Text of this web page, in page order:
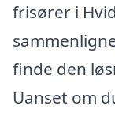
frisører i
finde den
Uanset om